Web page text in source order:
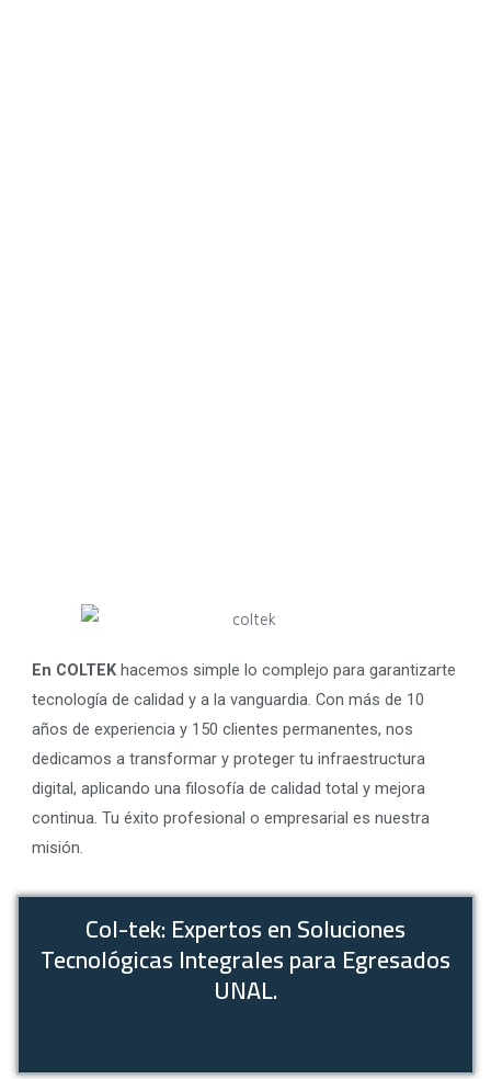
En COLTEK hacemos simple lo complejo para garantizarte
tecnología de calidad y a la vanguardia. Con más de 10
años de experiencia y 150 clientes permanentes, nos
dedicamos a transformar y proteger tu infraestructura
digital, aplicando una filosofía de calidad total y mejora
continua. Tu éxito profesional o empresarial es nuestra
misión.
Col-tek: Expertos en Soluciones
Tecnológicas Integrales para Egresados
UNAL.